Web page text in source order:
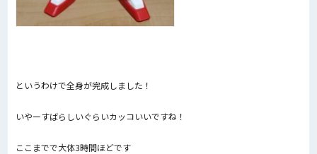
というわけで全身が完成しました！
いやーすばらしいぐらいカッコいいですね！
ここまでで大体3時間ほどです